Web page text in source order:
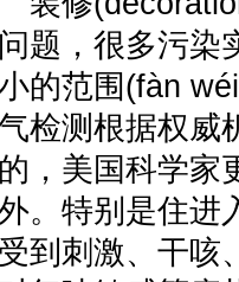
题，很多污染
的范围(fàn
检测根据权威
，美国科学家
。特别是住进
到刺激、干咳